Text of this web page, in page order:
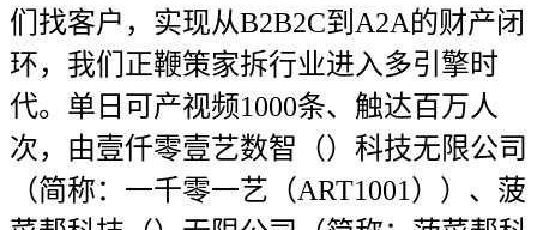
们找客户，实现从B2B2C到A2A的财产闭
环，我们正鞭策家拆行业进入多引擎时
代。单日可产视频1000条、触达百万人
次，由壹仟零壹艺数智（）科技无限公司
（简称：一千零一艺（ART1001））、菠